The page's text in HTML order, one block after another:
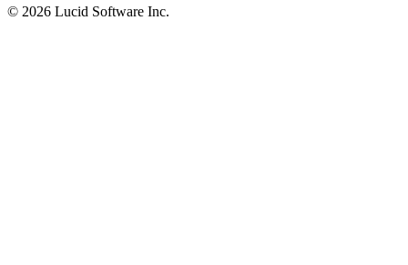
© 2026 Lucid Software Inc.